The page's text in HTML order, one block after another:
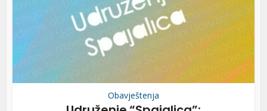
Obavještenja